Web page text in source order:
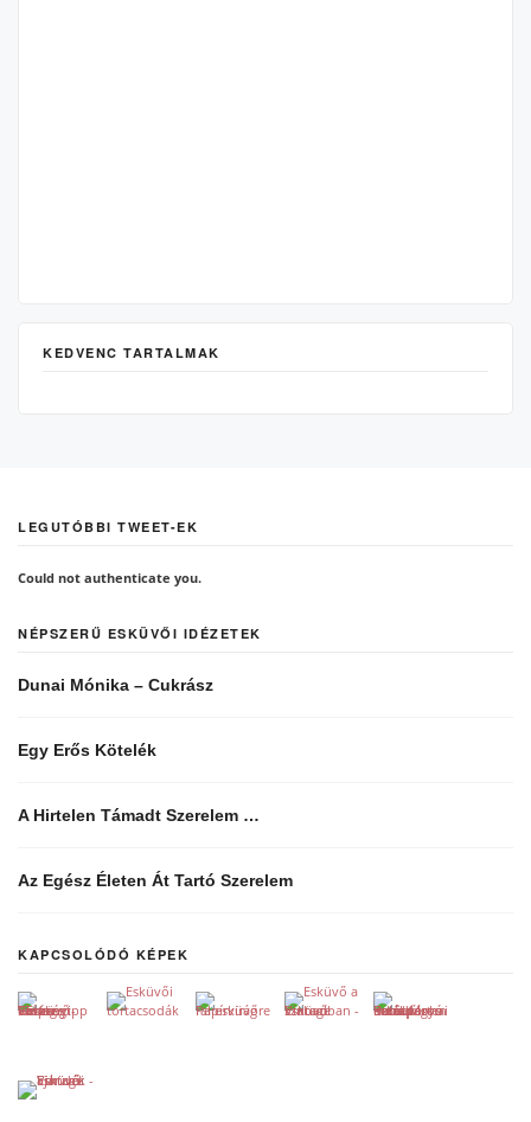
KEDVENC TARTALMAK
LEGUTÓBBI TWEET-EK
Could not authenticate you.
NÉPSZERŰ ESKÜVŐI IDÉZETEK
Dunai Mónika – Cukrász
Egy Erős Kötelék
A Hirtelen Támadt Szerelem …
Az Egész Életen Át Tartó Szerelem
KAPCSOLÓDÓ KÉPEK